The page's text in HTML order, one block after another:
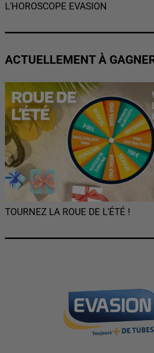
L'HOROSCOPE EVASION
ACTUELLEMENT À
TOURNEZ LA ROUE DE L'ÉTÉ !